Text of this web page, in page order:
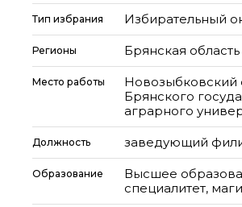
Тип избрания Избирательный
Регионы Брянская область
Место работы
Новозыбковский
Брянского
аграрного
Должность заведующий
Образование
Высшее
специалитет,